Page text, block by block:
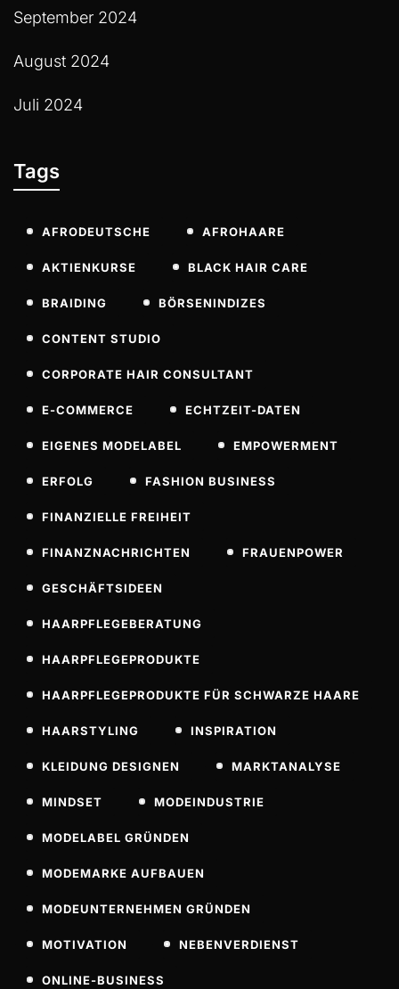
September 2024
August 2024
Juli 2024
Tags
AFRODEUTSCHE AFROHAARE
AKTIENKURSE BLACK HAIR CARE
BRAIDING BÖRSENINDIZES
CONTENT STUDIO
CORPORATE HAIR CONSULTANT
E-COMMERCE ECHTZEIT-DATEN
EIGENES MODELABEL EMPOWERMENT
ERFOLG FASHION BUSINESS
FINANZIELLE FREIHEIT
FINANZNACHRICHTEN FRAUENPOWER
GESCHÄFTSIDEEN
HAARPFLEGEBERATUNG
HAARPFLEGEPRODUKTE
HAARPFLEGEPRODUKTE FÜR SCHWARZE HAARE
HAARSTYLING INSPIRATION
KLEIDUNG DESIGNEN MARKTANALYSE
MINDSET MODEINDUSTRIE
MODELABEL GRÜNDEN
MODEMARKE AUFBAUEN
MODEUNTERNEHMEN GRÜNDEN
MOTIVATION NEBENVERDIENST
ONLINE-BUSINESS